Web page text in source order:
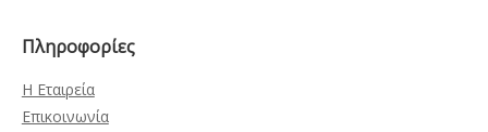
Πληροφορίες
Η Εταιρεία
Επικοινωνία